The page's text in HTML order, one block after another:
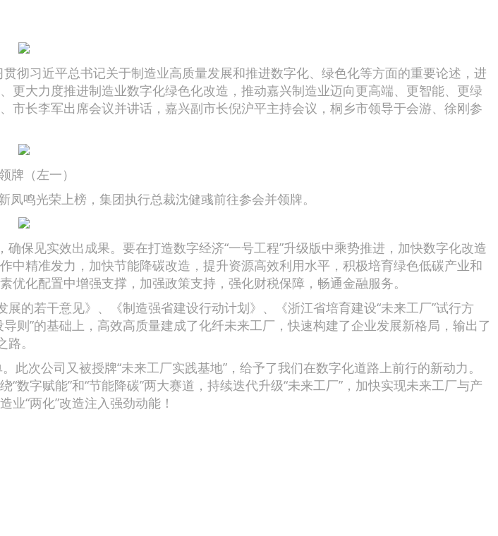
习近平总书记关于制造业高质量发展和推进数字化、绿色化等方面的重要论述，进
大力度推进制造业数字化绿色化改造，推动嘉兴制造业迈向更高端、更智能、更绿
长李军出席会议并讲话，嘉兴副市长倪沪平主持会议，桐乡市领导于会游、徐刚参
牌（左一）
鸣光荣上榜，集团执行总裁沈健彧前往参会并领牌。
见实效出成果。要在打造数字经济“一号工程”升级版中乘势推进，加快数字化改造
精准发力，加快节能降碳改造，提升资源高效利用水平，积极培育绿色低碳产业和
化配置中增强支撑，加强政策支持，强化财税保障，畅通金融服务。
若干意见》、《制造强省建设行动计划》、《浙江省培育建设“未来工厂”试行方
则”的基础上，高效高质量建成了化纤未来工厂，快速构建了企业发展新格局，输出了
。
次公司又被授牌“未来工厂实践基地”，给予了我们在数字化道路上前行的新动力。
字赋能”和“节能降碳”两大赛道，持续迭代升级“未来工厂”，加快实现未来工厂与产
“两化”改造注入强劲动能！